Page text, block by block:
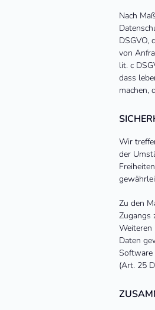
Nach
DSGVO,
von
lit. c
dass
machen,
Wir
der
Zu den
Zugangs
Weiteren
Daten
Software
(Art. 25